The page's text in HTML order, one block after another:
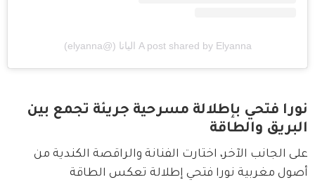
A post shared by Elyanna اليانا (@elyanna)
نورا فتحي بإطلالة مسرحية جريئة تجمع بين
البريق والطاقة
على الجانب الآخر، اختارت الفنانة والراقصة الكندية من
أصول مغربية نورا فتحي إطلالة تعكس الطاقة